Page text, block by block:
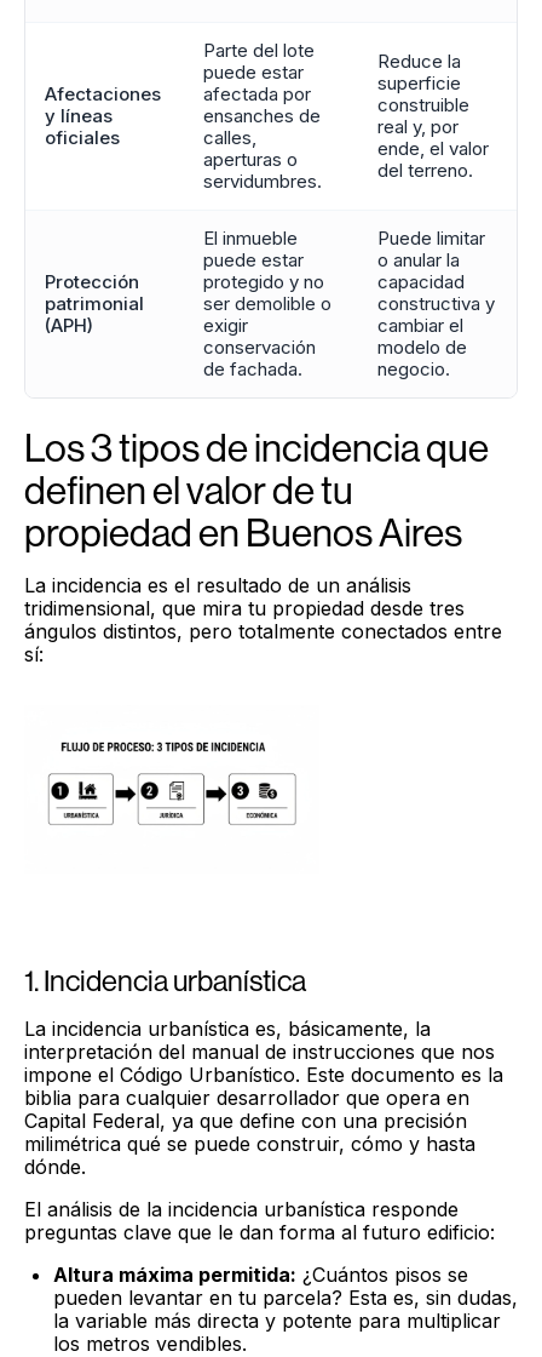
Afectaciones
y líneas
oficiales
Parte del lote
puede estar
afectada por
ensanches de
calles,
aperturas o
servidumbres.
Reduce la
superficie
construible
real y, por
ende, el valor
del terreno.
Protección
patrimonial
(APH)
El inmueble
puede estar
protegido y no
ser demolible o
exigir
conservación
de fachada.
Puede limitar
o anular la
capacidad
constructiva y
cambiar el
modelo de
negocio.
Los 3 tipos de incidencia que
definen el valor de tu
propiedad en Buenos Aires
La incidencia es el resultado de un análisis
tridimensional, que mira tu propiedad desde tres
ángulos distintos, pero totalmente conectados entre
sí:
1. Incidencia urbanística
La incidencia urbanística es, básicamente, la
interpretación del manual de instrucciones que nos
impone el Código Urbanístico. Este documento es la
biblia para cualquier desarrollador que opera en
Capital Federal, ya que define con una precisión
milimétrica qué se puede construir, cómo y hasta
dónde.
El análisis de la incidencia urbanística responde
preguntas clave que le dan forma al futuro edificio:
Altura máxima permitida: ¿Cuántos pisos se
pueden levantar en tu parcela? Esta es, sin dudas,
la variable más directa y potente para multiplicar
los metros vendibles.